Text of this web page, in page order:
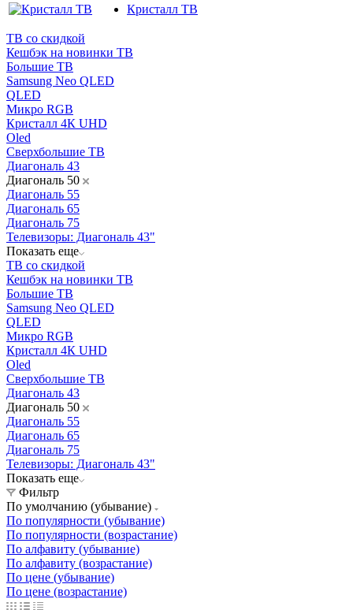
Кристалл ТВ
ТВ со скидкой
Кешбэк на новинки ТВ
Большие ТВ
Samsung Neo QLED
QLED
Микро RGB
Кристалл 4К UHD
Oled
Cверхбольшие ТВ
Диагональ 43
Диагональ 50
Диагональ 55
Диагональ 65
Диагональ 75
Телевизоры: Диагональ 43"
Показать еще
ТВ со скидкой
Кешбэк на новинки ТВ
Большие ТВ
Samsung Neo QLED
QLED
Микро RGB
Кристалл 4К UHD
Oled
Cверхбольшие ТВ
Диагональ 43
Диагональ 50
Диагональ 55
Диагональ 65
Диагональ 75
Телевизоры: Диагональ 43"
Показать еще
Фильтр
По умолчанию (убывание)
По популярности (убывание)
По популярности (возрастание)
По алфавиту (убывание)
По алфавиту (возрастание)
По цене (убывание)
По цене (возрастание)